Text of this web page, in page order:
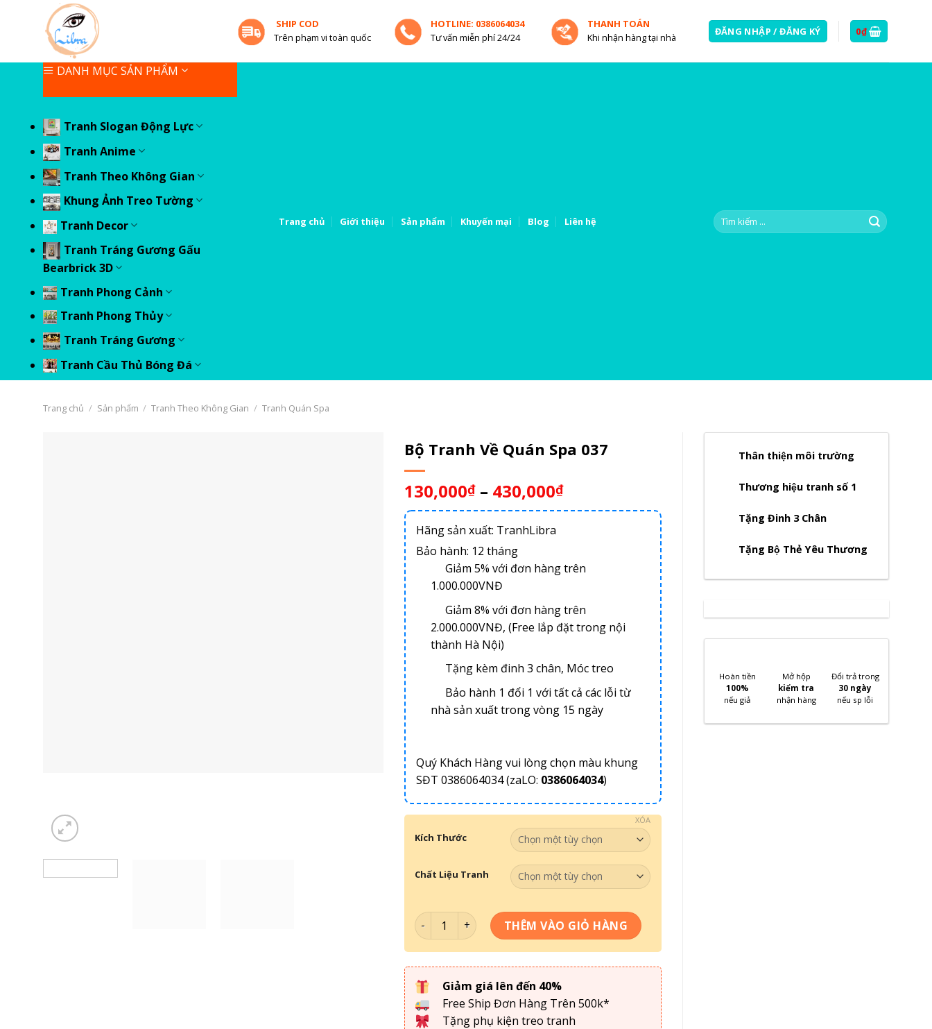
SHIP COD
Trên phạm vi toàn quốc
HOTLINE: 0386064034
Tư vấn miễn phí 24/24
THANH TOÁN
Khi nhận hàng tại nhà
ĐĂNG NHẬP / ĐĂNG KÝ 0₫
DANH MỤC SẢN PHẨM
Tranh Slogan Động Lực
Tranh Anime
Tranh Theo Không Gian
Khung Ảnh Treo Tường
Tranh Decor
Tranh Tráng Gương Gấu
Bearbrick 3D
Tranh Phong Cảnh
Tranh Phong Thủy
Tranh Tráng Gương
Tranh Cầu Thủ Bóng Đá
Trang chủ Giới thiệu Sản phẩm Khuyến mại Blog Liên hệ
Tìm
kiếm:
Trang chủ / Sản phẩm / Tranh Theo Không Gian / Tranh Quán Spa
Bộ Tranh Về Quán Spa 037
130,000₫– 430,000₫
Hãng sản xuất: TranhLibra
Bảo hành: 12 tháng
Giảm 5% với đơn hàng trên
1.000.000VNĐ
Giảm 8% với đơn hàng trên
2.000.000VNĐ, (Free lắp đặt trong nội
thành Hà Nội)
Tặng kèm đinh 3 chân, Móc treo
Bảo hành 1 đổi 1 với tất cả các lỗi từ
nhà sản xuất trong vòng 15 ngày
Quý Khách Hàng vui lòng chọn màu khung
SĐT 0386064034 (zaLO: 0386064034)
Kích Thước
Chất Liệu Tranh
XÓA
Bộ Tranh Về Quán Spa 037 số lượng
THÊM VÀO GIỎ HÀNG
Giảm giá lên đến 40%
Free Ship Đơn Hàng Trên 500k*
Tặng phụ kiện treo tranh
Thân thiện môi trường
Thương hiệu tranh số 1
Tặng Đinh 3 Chân
Tặng Bộ Thẻ Yêu Thương
Hoàn tiền
100%
nếu giả
Mở hộp
kiểm tra
nhận hàng
Đổi trả trong
30 ngày
nếu sp lỗi